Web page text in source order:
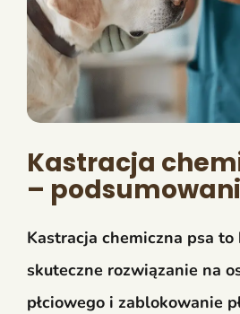
Kastracja
–
Kastracja chemiczna psa to
skuteczne rozwiązanie na
płciowego i zablokowanie